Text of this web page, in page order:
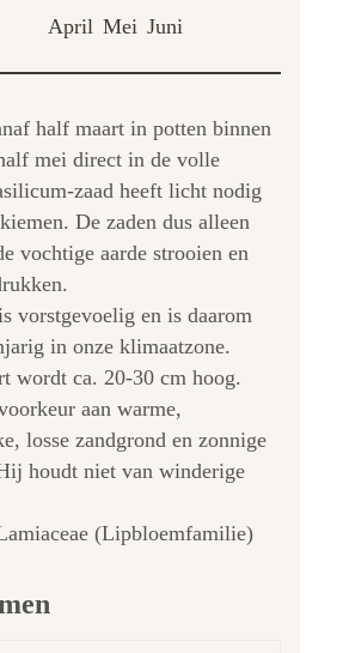
April Mei Juni
half maart in potten binnen
mei direct in de volle
zaad heeft licht nodig
De zaden dus alleen
vochtige aarde strooien en
vorstgevoelig en is daarom
in onze klimaatzone.
wordt ca. 20-30 cm hoog.
aan warme,
losse zandgrond en zonnige
houdt niet van winderige
(Lipbloemfamilie)